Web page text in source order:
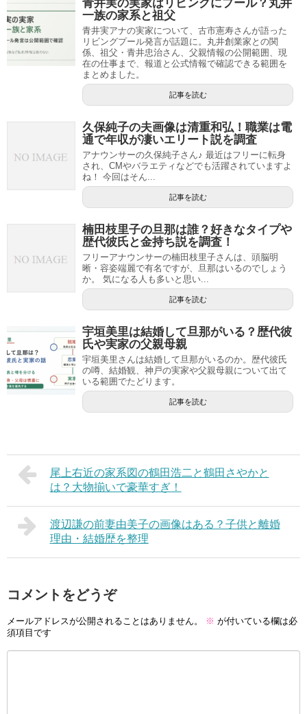
青井実の実家はリビングにプール？丸井
一族の家系と祖父
青井実アナの実家について、古市憲寿さんが語った
リビングプール発言が話題に。丸井創業家との関
係、祖父・青井忠治さん、父親情報の公開範囲、現
在の仕事まで、報道と公式情報で確認できる範囲を
まとめました。
記事を読む
久保純子の夫画像は清重和弘！職業は電
通で年収が凄いエリート説を調査
アナウンサーの久保純子さん♪ 最近はフリーに転身
され、CMやバラエティなどでも活躍されていますよ
ね！ 今回はそん...
記事を読む
楠田枝里子の旦那は誰？好きなタイプや
歴代彼氏と金持ち説を調査！
フリーアナウンサーの楠田枝里子さんは、頭脳明
晰・容姿端麗で有名ですが、旦那はいるのでしょう
か。 気になる人も多いと思い...
記事を読む
宇垣美里は結婚して旦那がいる？歴代彼
氏や実家の父親母親
宇垣美里さんは結婚して旦那がいるのか。歴代彼氏
の噂、結婚観、神戸の実家や父親母親について出て
いる範囲でたどります。
記事を読む
尾上右近の家系図の鶴田浩二と鶴田さやかと
は？大物揃いで豪華すぎ！
渡辺謙の前妻由美子の画像はある？子供と離婚
理由・結婚歴を整理
コメントをどうぞ
メールアドレスが公開されることはありません。 ※ が付いている欄は必
須項目です